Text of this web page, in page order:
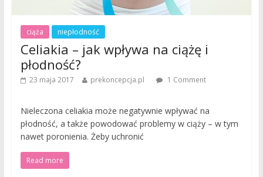
ciąża niepłodność
Celiakia – jak wpływa na ciążę i
płodność?
23 maja 2017 prekoncepcja.pl 1 Comment
Nieleczona celiakia może negatywnie wpływać na
płodność, a także powodować problemy w ciąży – w tym
nawet poronienia. Żeby uchronić
Read more